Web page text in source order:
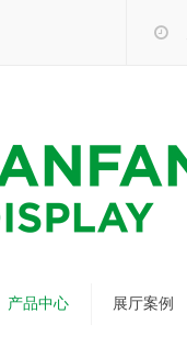
产品中心 展厅案例